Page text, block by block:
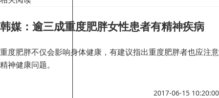
韩媒：逾三成重度肥胖女性患者有精神疾病
重度肥胖不仅会影响身体健康，有建议指出重度肥胖者也应注意
精神健康问题。
2017-06-15 10:20:00